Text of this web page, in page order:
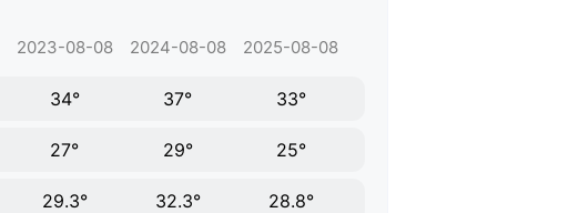
2023-08-08 2024-08-08 2025-08-08
34° 37° 33°
27° 29° 25°
29.3° 32.3° 28.8°